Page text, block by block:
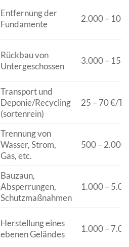
Entfernung der
Fundamente
2.000 –
Rückbau von
Untergeschossen
3.000 –
Transport und
Deponie/Recycling
(sortenrein)
25 – 70 €/
Trennung von
Wasser, Strom,
Gas, etc.
500 – 2.000
Bauzaun,
Absperrungen,
Schutzmaßnahmen
1.000 –
Herstellung eines
ebenen Geländes
1.000 –